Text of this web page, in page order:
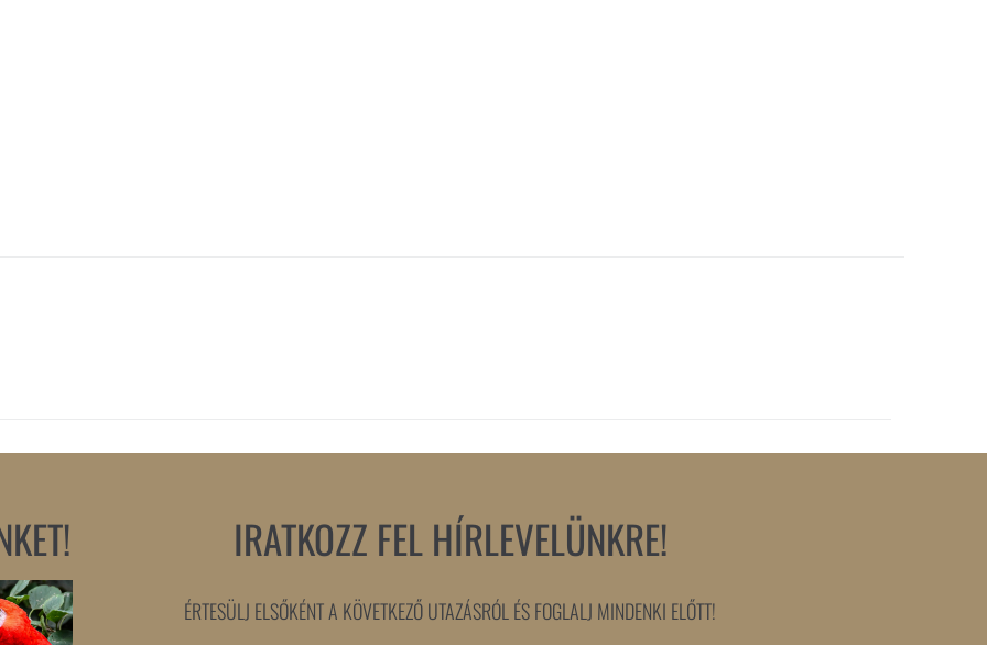
IRATKOZZ FEL HÍRLEVELÜNKRE!
ÉRTESÜLJ ELSŐKÉNT A KÖVETKEZŐ UTAZÁSRÓL ÉS FOGLALJ MINDENKI ELŐTT!